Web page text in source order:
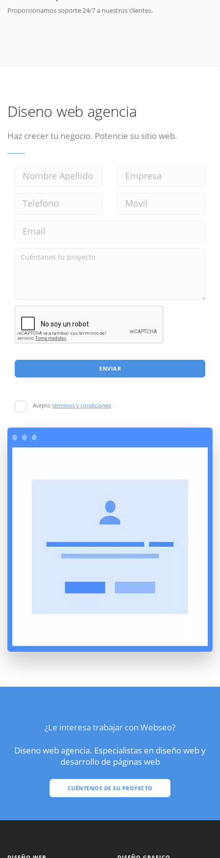
Proporcionamos soporte 24/7 a nuestros clientes.
Diseno web agencia
Haz crecer tu negocio. Potencie su sitio web.
ENVIAR
Acepto términos y condiciones
¿Le interesa trabajar con Webseo?
Diseno web agencia. Especialistas en diseño web y
desarrollo de páginas web
CUÉNTENOS DE SU PROYECTO